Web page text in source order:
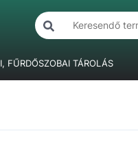
FŰRDŐSZOBAI TÁROLÁS
FIÓKRENDSZEREK